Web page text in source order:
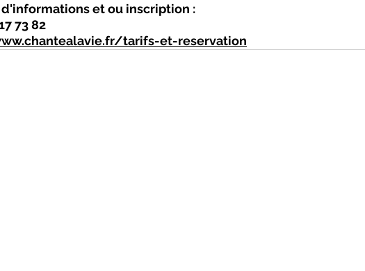
d'informations et ou inscription :
73 82
tarifs-et-reservation